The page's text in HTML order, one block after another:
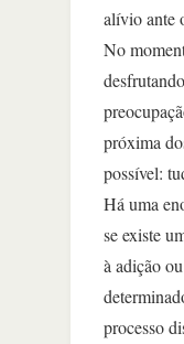
alívio ante
No
próxima
possível:
Há uma
se existe
à adição
processo